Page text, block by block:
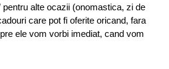
pentru alte ocazii (onomastica, zi de
care pot fi oferite oricand, fara
ele vom vorbi imediat, cand vom